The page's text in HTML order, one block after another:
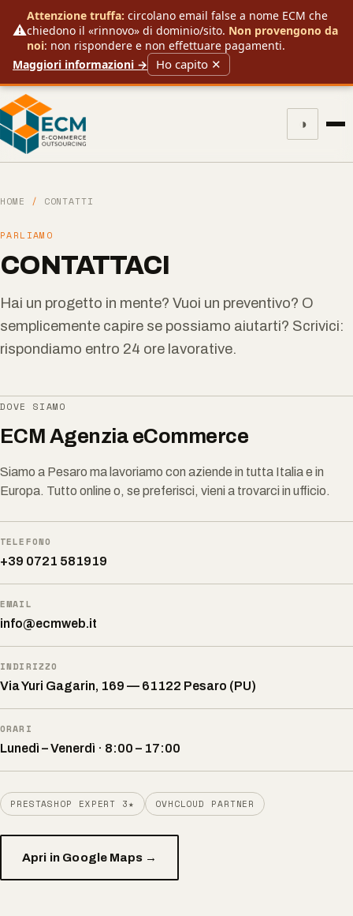
⚠️
Attenzione truffa: circolano email false a nome ECM che
chiedono il «rinnovo» di dominio/sito. Non provengono da
noi: non rispondere e non effettuare pagamenti.
Maggiori informazioni →
Ho capito ✕
◑
HOME / CONTATTI
PARLIAMO
CONTATTACI
Hai un progetto in mente? Vuoi un preventivo? O
semplicemente capire se possiamo aiutarti? Scrivici:
rispondiamo entro 24 ore lavorative.
DOVE SIAMO
ECM Agenzia eCommerce
Siamo a Pesaro ma lavoriamo con aziende in tutta Italia e in
Europa. Tutto online o, se preferisci, vieni a trovarci in ufficio.
TELEFONO
+39 0721 581919
EMAIL
info@ecmweb.it
INDIRIZZO
Via Yuri Gagarin, 169 — 61122 Pesaro (PU)
ORARI
Lunedì – Venerdì · 8:00 – 17:00
PRESTASHOP EXPERT 3★ OVHCLOUD PARTNER
Apri in Google Maps →